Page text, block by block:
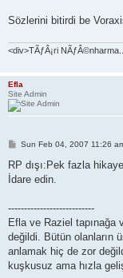
Sözlerini bitirdi be
<div>TÃƒÂ¡ri
Efla
Site Admin
P
s
Sun Feb 04, 2007 11:26
RP dışı:Pek fazla
İdare edin.
---------------------------
Efla ve Raziel tapınağa
değildi. Bütün olanların
anlamak hiç de zor
kuşkusuz ama hızla